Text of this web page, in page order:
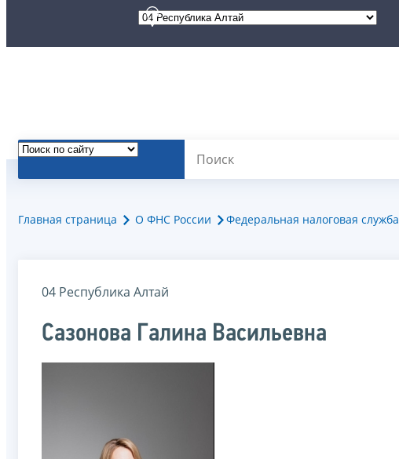
Главная страница О ФНС России Федеральная налоговая служба
04 Республика Алтай
Сазонова Галина Васильевна